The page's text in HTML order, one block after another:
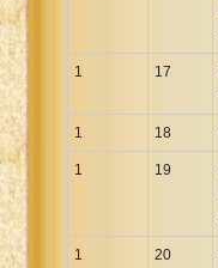
1 17
1 18
1 19
1 20